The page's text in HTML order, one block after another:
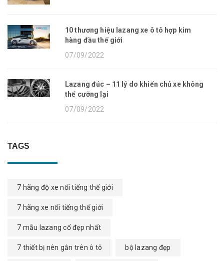
10 thương hiệu lazang xe ô tô hợp kim
hàng đầu thế giới
07/09/2022
Lazang đúc – 11 lý do khiến chủ xe không
thể cưỡng lại
07/09/2022
TAGS
7 hãng độ xe nổi tiếng thế giới
7 hãng xe nổi tiếng thế giới
7 mẫu lazang cổ đẹp nhất
7 thiết bị nên gắn trên ô tô bộ lazang đẹp